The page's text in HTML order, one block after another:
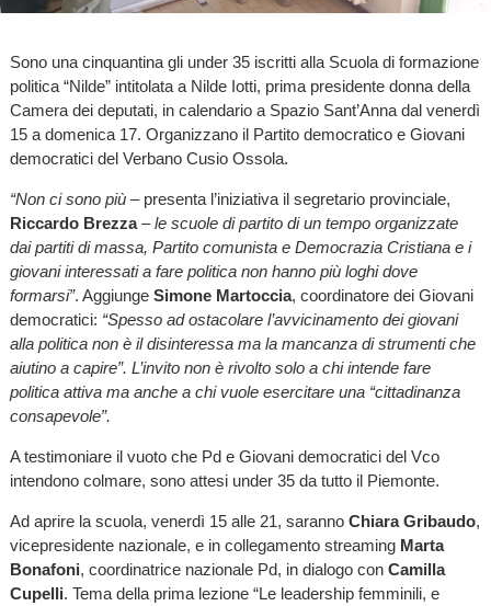
Sono una cinquantina gli under 35 iscritti alla Scuola di formazione
politica “Nilde” intitolata a Nilde Iotti, prima presidente donna della
Camera dei deputati, in calendario a Spazio Sant’Anna dal venerdì
15 a domenica 17. Organizzano il Partito democratico e Giovani
democratici del Verbano Cusio Ossola.
“Non ci sono più– presenta l’iniziativa il segretario provinciale,
Riccardo Brezza–le scuole di partito di un tempo organizzate
dai partiti di massa, Partito comunista e Democrazia Cristiana e i
giovani interessati a fare politica non hanno più loghi dove
formarsi”. Aggiunge Simone Martoccia, coordinatore dei Giovani
democratici: “Spesso ad ostacolare l’avvicinamento dei giovani
alla politica non è il disinteressa ma la mancanza di strumenti che
aiutino a capire”. L’invito non è rivolto solo a chi intende fare
politica attiva ma anche a chi vuole esercitare una “cittadinanza
consapevole”.
A testimoniare il vuoto che Pd e Giovani democratici del Vco
intendono colmare, sono attesi under 35 da tutto il Piemonte.
Ad aprire la scuola, venerdì 15 alle 21, saranno Chiara Gribaudo,
vicepresidente nazionale, e in collegamento streaming Marta
Bonafoni, coordinatrice nazionale Pd, in dialogo con Camilla
Cupelli. Tema della prima lezione “Le leadership femminili, e